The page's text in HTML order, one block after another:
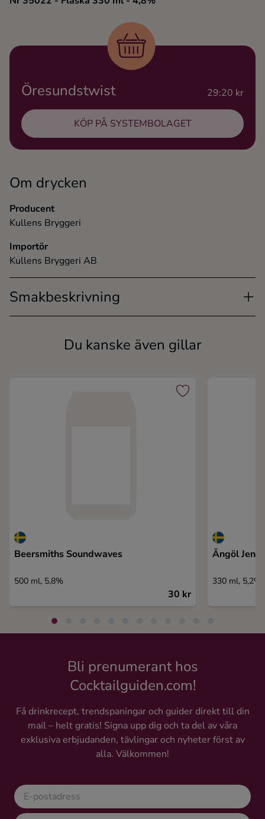
Whisky
Om drycken
Producent
Kullens Bryggeri
Importör
Kullens Bryggeri AB
Smakbeskrivning
Öresundstwist 29:20 kr
KÖP PÅ SYSTEMBOLAGET
Du kanske även gillar
Beersmiths Soundwaves
500 ml, 5,8%
30 kr
Ängöl
330 ml, 5,2%
Bli prenumerant hos
Cocktailguiden.com!
Få drinkrecept, trendspaningar och guider direkt till din
mail – helt gratis! Signa upp dig och ta del av våra
exklusiva erbjudanden, tävlingar och nyheter först av
alla. Välkommen!